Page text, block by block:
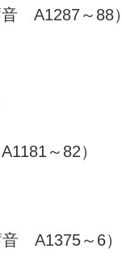
A1287～88）
～82）
A1375～6）